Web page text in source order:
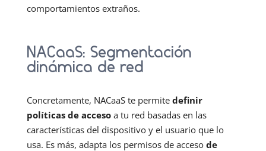
comportamientos extraños.
NACaaS: Segmentación
dinámica de red
Concretamente, NACaaS te permite definir
políticas de accesoa tu red basadas en las
características del dispositivo y el usuario que lo
usa. Es más, adapta los permisos de accesode